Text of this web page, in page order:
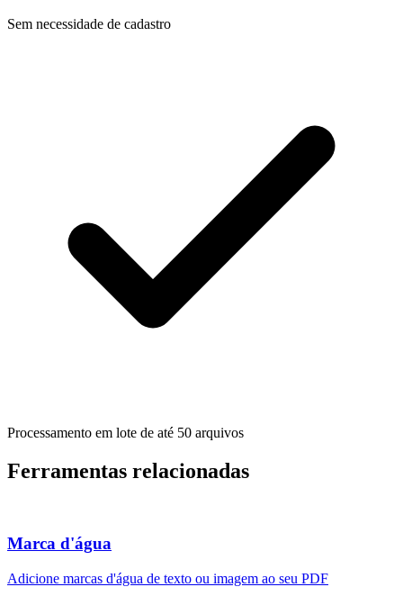
Sem necessidade de cadastro
Processamento em lote de até 50 arquivos
Ferramentas relacionadas
Marca d'água
Adicione marcas d'água de texto ou imagem ao seu PDF